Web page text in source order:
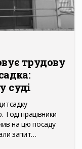
трудову
суді
працівники
на цю посаду
запит…